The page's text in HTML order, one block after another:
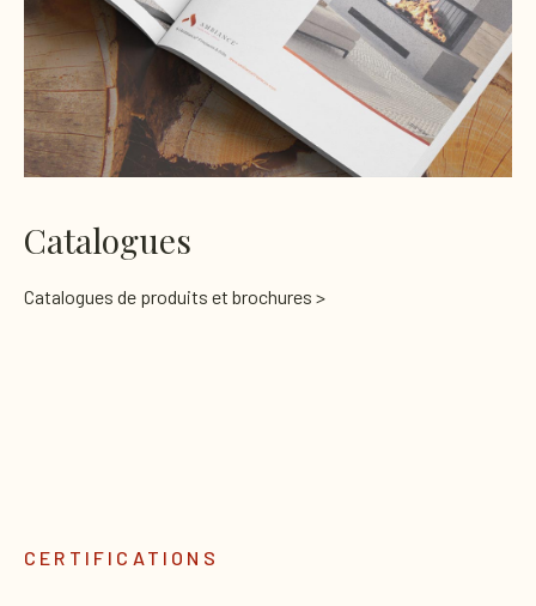
Catalogues
Catalogues de produits et brochures >
CERTIFICATIONS